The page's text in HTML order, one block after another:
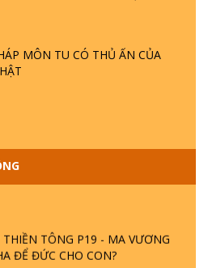
MÔN TU CÓ THỦ ẤN CỦA
VỀ LỄ TIỄN THIỀN TÔNG SƯ
THIỀN TÔNG ĐẶC BIỆT PHẦN 20
NHÂN LÀ AI? PHIỀN NÃO
CÓ?
THIỀN TÔNG P19 - MA VƯƠNG
ĐỂ ĐỨC CHO CON?